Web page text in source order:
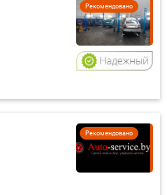
Рекомендовано
Рекомендовано